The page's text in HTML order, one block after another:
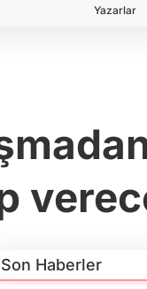
Yazarlar
Son Haberler